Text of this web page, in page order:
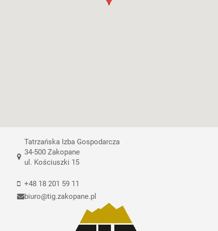
Tatrzańska Izba Gospodarcza
34-500 Zakopane
ul. Kościuszki 15
+48 18 201 59 11
biuro@tig.zakopane.pl